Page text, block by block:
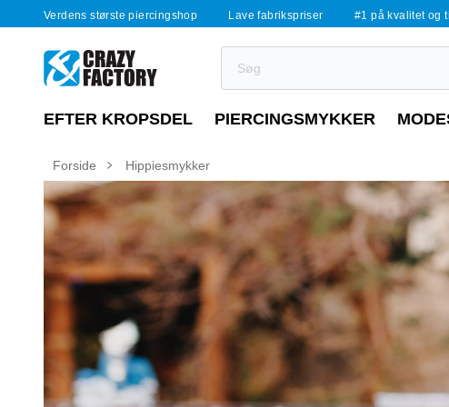
Verdens største piercingshop Lave fabrikspriser #1 på kvalitet og
EFTER KROPSDEL PIERCINGSMYKKER
Forside Hippiesmykker